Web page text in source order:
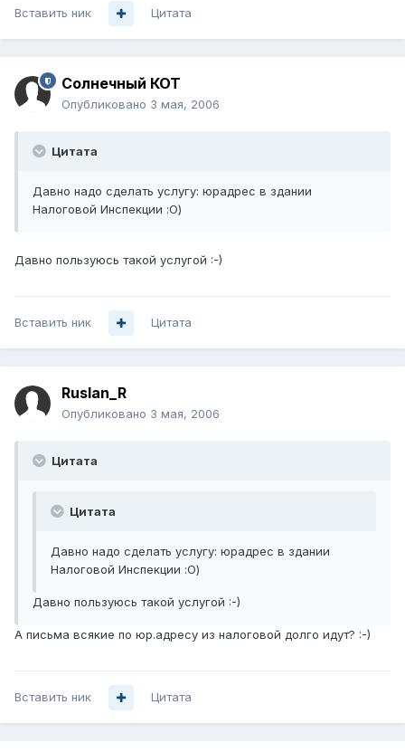
Вставить ник Цитата
Солнечный КОТ
Опубликовано 3 мая, 2006
Цитата
Давно надо сделать услугу: юрадрес в здании
Налоговой Инспекции :О)
Давно пользуюсь такой услугой :-)
Вставить ник Цитата
Ruslan_R
Опубликовано 3 мая, 2006
Цитата
Цитата
Давно надо сделать услугу: юрадрес в здании
Налоговой Инспекции :О)
Давно пользуюсь такой услугой :-)
А письма всякие по юр.адресу из налоговой долго идут? :-)
Вставить ник Цитата